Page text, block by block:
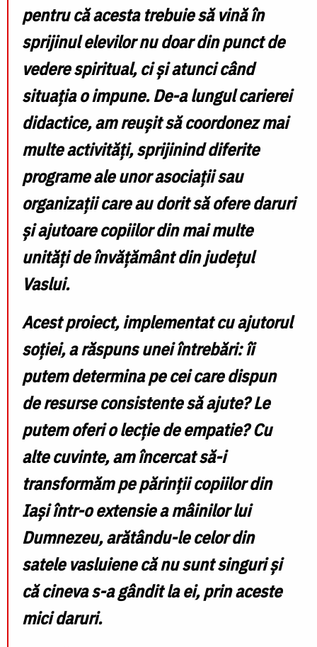
pentru că acesta trebuie să vină în
sprijinul elevilor nu doar din punct de
vedere spiritual, ci și atunci când
situația o impune. De-a lungul carierei
didactice, am reușit să coordonez mai
multe activități, sprijinind diferite
programe ale unor asociații sau
organizații care au dorit să ofere daruri
și ajutoare copiilor din mai multe
unități de învățământ din județul
Vaslui.
Acest proiect, implementat cu ajutorul
soției, a răspuns unei întrebări: îi
putem determina pe cei care dispun
de resurse consistente să ajute? Le
putem oferi o lecție de empatie? Cu
alte cuvinte, am încercat să-i
transformăm pe părinții copiilor din
Iași într-o extensie a mâinilor lui
Dumnezeu, arătându-le celor din
satele vasluiene că nu sunt singuri și
că cineva s-a gândit la ei, prin aceste
mici daruri.